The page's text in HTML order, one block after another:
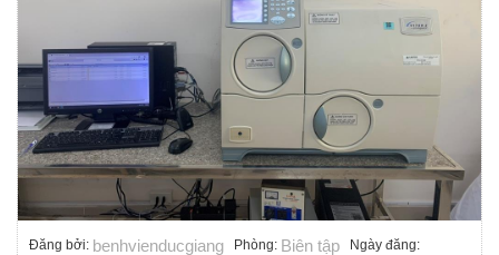
Đăng bởi: benhvienducgiang Phòng: Biên tập Ngày đăng: